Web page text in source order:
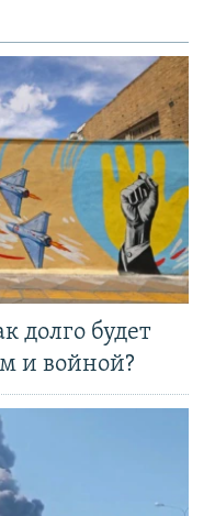
долго будет
и войной?